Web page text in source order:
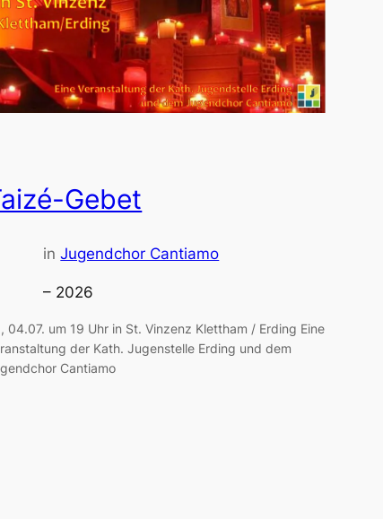
Gebet
inJugendchor Cantiamo
– 2026
04.07. um 19 Uhr in St. Vinzenz Klettham / Erding Eine
der Kath. Jugenstelle Erding und dem
Cantiamo